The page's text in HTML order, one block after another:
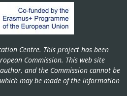
Centre. This project has been
Commission. This web site
and the Commission cannot be
may be made of the information